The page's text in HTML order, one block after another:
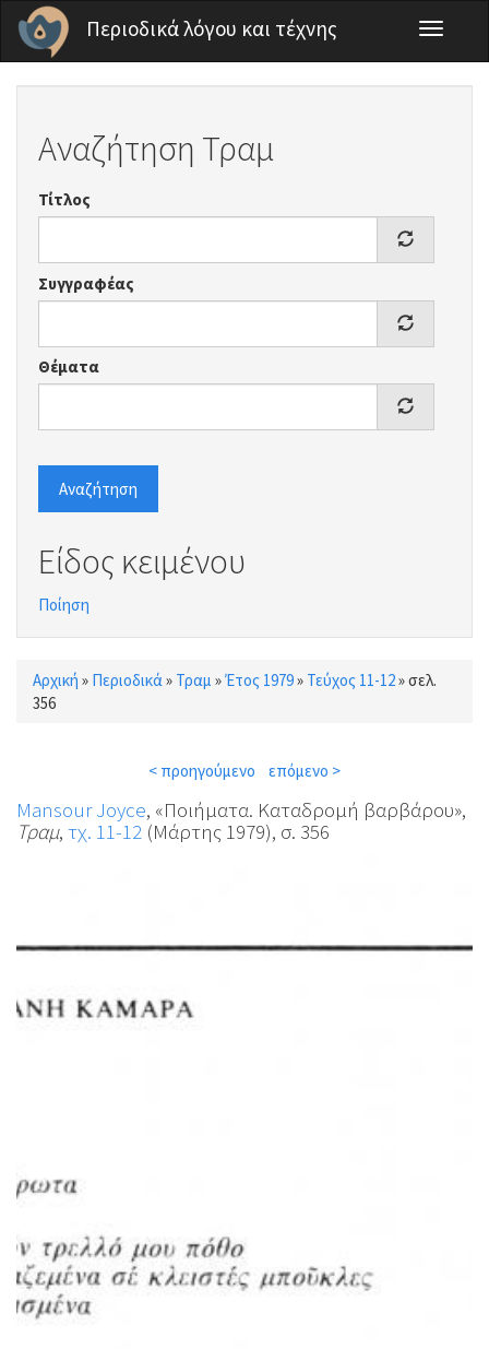
Παράκαμψη προς το κυρίως περιεχόμενο
Περιοδικά λόγου και τέχνης
Toggle
Αναζήτηση Τραμ
Τίτλος
Συγγραφέας
Θέματα
Αναζήτηση
Είδος κειμένου
Ποίηση
Είστε εδώ
Αρχική » Περιοδικά » Τραμ »Έτος 1979» Τεύχος 11-12»σελ.
356
< προηγούμενο επόμενο >
Mansour Joyce, «Ποιήματα. Καταδρομή βαρβάρου»,
Τραμ, τχ. 11-12 (Μάρτης 1979), σ. 356